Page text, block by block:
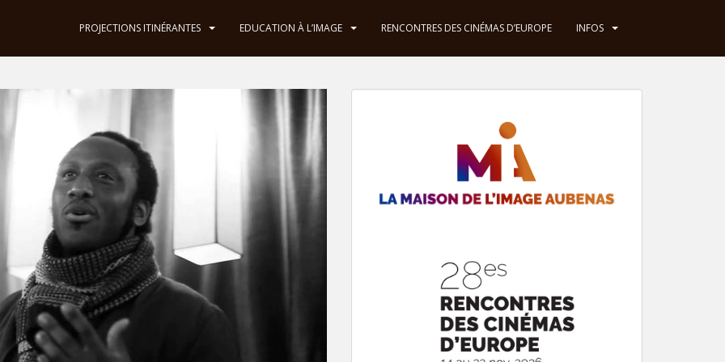
PROJECTIONS ITINÉRANTES EDUCATION À L’IMAGE RENCONTRES DES CINÉMAS D’EUROPE INFOS